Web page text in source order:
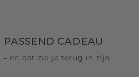
CADEAU
en dat zie je terug in zijn